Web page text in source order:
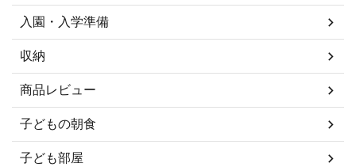
入園・入学準備
収納
商品レビュー
子どもの朝食
子ども部屋